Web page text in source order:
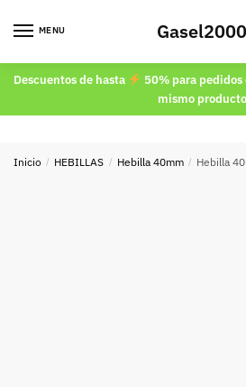
MENU Gasel2000
Descuentos de hasta
50% para
mismo producto
Inicio / HEBILLAS / Hebilla 40mm / Hebilla